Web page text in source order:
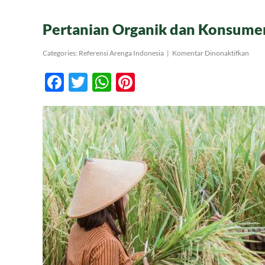
Pertanian Organik dan
Categories: Referensi Arenga Indonesia | Komentar Dinonaktifkan
Facebook
TwitterWhatsApp